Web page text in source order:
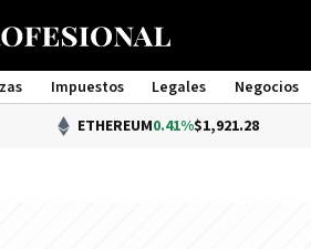
Impuestos Legales Negocios
Management
ETHEREUM0.41%$1,921.28